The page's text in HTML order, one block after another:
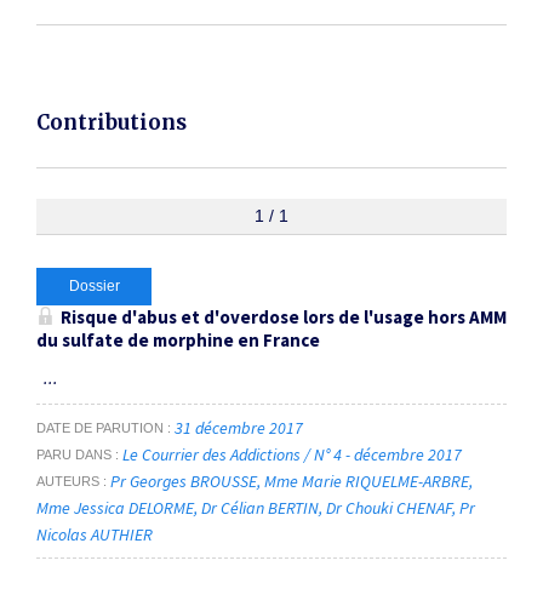
Contributions
1 / 1
Dossier
Risque d'abus et d'overdose lors de l'usage hors AMM
du sulfate de morphine en France
...
DATE DE PARUTION 31 décembre 2017
PARU DANS Le Courrier des Addictions / N° 4 - décembre 2017
AUTEURS Pr Georges BROUSSE Mme Marie RIQUELME-ARBRE
Mme Jessica DELORME Dr Célian BERTIN Dr Chouki CHENAF Pr
Nicolas AUTHIER